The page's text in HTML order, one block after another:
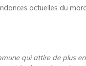
actuelles du
qui attire de plus